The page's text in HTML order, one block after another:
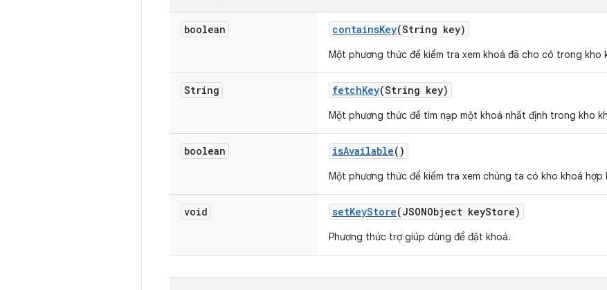
boolean containsKey(String key)
Một phương thức để kiểm tra xem khoá đã cho có trong kho
String fetchKey(String key)
Một phương thức để tìm nạp một khoá nhất định trong kho
boolean isAvailable()
Một phương thức để kiểm tra xem chúng ta có kho khoá
void setKeyStore(JSONObject keyStore)
Phương thức trợ giúp dùng để đặt khoá.